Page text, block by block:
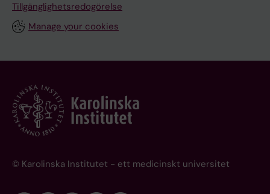
Tillgänglighetsredogörelse
Manage your cookies
© Karolinska Institutet - ett medicinskt universitet